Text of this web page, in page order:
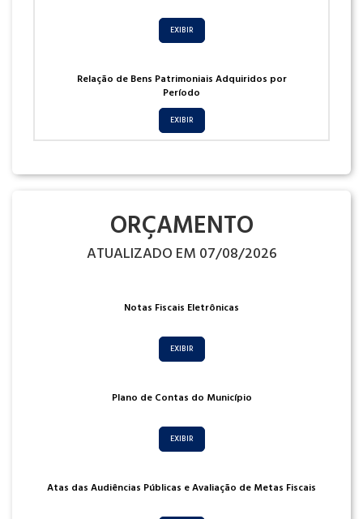
EXIBIR
Relação de Bens Patrimoniais Adquiridos por
Período
EXIBIR
ORÇAMENTO
ATUALIZADO EM 07/08/2026
Notas Fiscais Eletrônicas
EXIBIR
Plano de Contas do Município
EXIBIR
Atas das Audiências Públicas e Avaliação de Metas Fiscais